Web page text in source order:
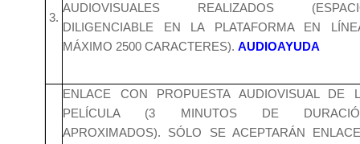
3.
AUDIOVISUALES REALIZADOS
DILIGENCIABLE EN LA PLATAFORMA EN
MÁXIMO 2500 CARACTERES). AUDIOAYUDA
ENLACE CON PROPUESTA AUDIOVISUAL DE
PELÍCULA (3 MINUTOS DE
APROXIMADOS). SÓLO SE ACEPTARÁN